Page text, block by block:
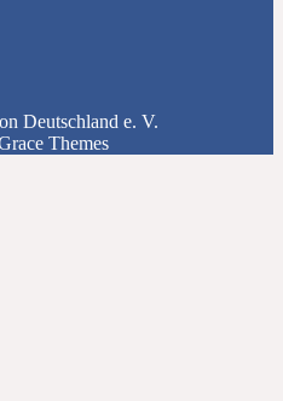
Deutschland e. V.
Themes